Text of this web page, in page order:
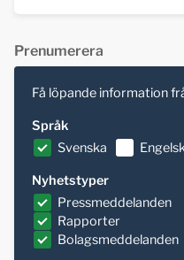
Prenumerera
Få löpande information
Språk
Svenska
Nyhetstyper
Pressmeddelanden
Rapporter
Bolagsmeddelanden